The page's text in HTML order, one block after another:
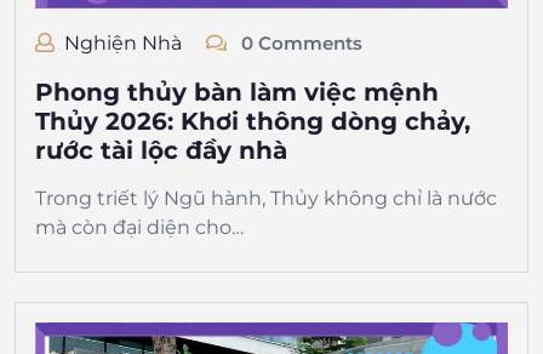
Nghiện Nhà 0 Comments
Phong thủy bàn làm việc mệnh
Thủy 2026: Khơi thông dòng chảy,
rước tài lộc đầy nhà
Trong triết lý Ngũ hành, Thủy không chỉ là nước
mà còn đại diện cho…